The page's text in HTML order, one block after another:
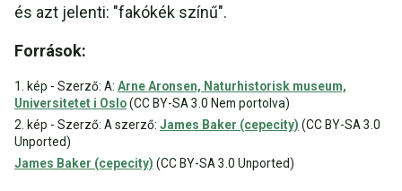
és azt jelenti: "fakókék színű".
Források:
1. kép - Szerző: A: Arne Aronsen, Naturhistorisk museum,
Universitetet i Oslo(CC BY-SA 3.0 Nem portolva)
2. kép - Szerző: A szerző: James Baker (cepecity) (CC BY-SA 3.0
Unported)
James Baker (cepecity) (CC BY-SA 3.0 Unported)